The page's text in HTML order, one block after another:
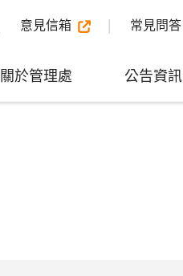
意見信箱 常見問答
關於管理處 公告資訊